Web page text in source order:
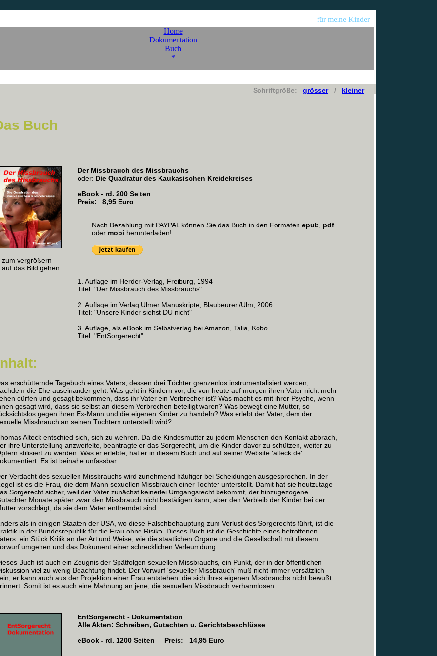
für meine Kinder
Home
Dokumentation
Buch
*
Schriftgröße: grösser/ kleiner
Buch
zum vergrößern
auf das Bild gehen
Der Missbrauch des Missbrauchs
oder: Die Quadratur des Kaukasischen Kreidekreises
eBook - rd. 200 Seiten
Preis: 8,95 Euro
Nach Bezahlung mit PAYPAL können Sie das Buch in den Formaten epub
pdf
oder mobi herunterladen!
1. Auflage im Herder-Verlag, Freiburg, 1994
Titel: "Der Missbrauch des Missbrauchs"
2. Auflage im Verlag Ulmer Manuskripte, Blaubeuren/Ulm, 2006
Titel: "Unsere Kinder siehst DU nicht"
3. Auflage, als eBook im Selbstverlag bei Amazon, Talia, Kobo
Titel: "EntSorgerecht"
erschütternde Tagebuch eines Vaters, dessen drei Töchter grenzenlos instrumentalisiert werden,
die Ehe auseinander geht. Was geht in Kindern vor, die von heute auf morgen ihren Vater nicht mehr
dürfen und gesagt bekommen, dass ihr Vater ein Verbrecher ist? Was macht es mit ihrer Psyche, wenn
gesagt wird, dass sie selbst an diesem Verbrechen beteiligt waren? Was bewegt eine Mutter, so
gegen ihren Ex-Mann und die eigenen Kinder zu handeln? Was erlebt der Vater, dem der
Missbrauch an seinen Töchtern unterstellt wird?
Alteck entschied sich, sich zu wehren. Da die Kindesmutter zu jedem Menschen den Kontakt abbrach,
ihre Unterstellung anzweifelte, beantragte er das Sorgerecht, um die Kinder davor zu schützen, weiter zu
stilisiert zu werden. Was er erlebte, hat er in diesem Buch und auf seiner Website 'alteck.de'
Es ist beinahe unfassbar.
Verdacht des sexuellen Missbrauchs wird zunehmend häufiger bei Scheidungen ausgesprochen. In der
ist es die Frau, die dem Mann sexuellen Missbrauch einer Tochter unterstellt. Damit hat sie heutzutage
Sorgerecht sicher, weil der Vater zunächst keinerlei Umgangsrecht bekommt, der hinzugezogene
Monate später zwar den Missbrauch nicht bestätigen kann, aber den Verbleib der Kinder bei der
vorschlägt, da sie dem Vater entfremdet sind.
als in einigen Staaten der USA, wo diese Falschbehauptung zum Verlust des Sorgerechts führt, ist die
in der Bundesrepublik für die Frau ohne Risiko. Dieses Buch ist die Geschichte eines betroffenen
ein Stück Kritik an der Art und Weise, wie die staatlichen Organe und die Gesellschaft mit diesem
umgehen und das Dokument einer schrecklichen Verleumdung.
Buch ist auch ein Zeugnis der Spätfolgen sexuellen Missbrauchs, ein Punkt, der in der öffentlichen
viel zu wenig Beachtung findet. Der Vorwurf 'sexueller Missbrauch' muß nicht immer vorsätzlich
er kann auch aus der Projektion einer Frau entstehen, die sich ihres eigenen Missbrauchs nicht bewußt
Somit ist es auch eine Mahnung an jene, die sexuellen Missbrauch verharmlosen.
EntSorgerecht - Dokumentation
Alle Akten: Schreiben, Gutachten u. Gerichtsbeschlüsse
eBook - rd. 1200 Seiten Preis: 14,95 Euro